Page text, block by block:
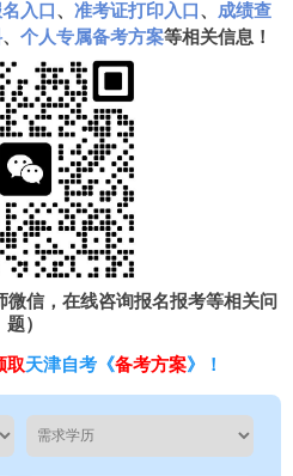
入口、 准考证打印入口、 成绩查
、 个人专属备考方案等相关信息！
微信，在线咨询报名报考等相关问
题）
取天津自考《备考方案》！